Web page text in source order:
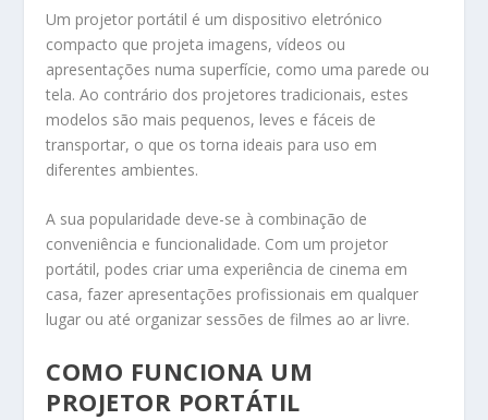
Um projetor portátil é um dispositivo eletrónico
compacto que projeta imagens, vídeos ou
apresentações numa superfície, como uma parede ou
tela. Ao contrário dos projetores tradicionais, estes
modelos são mais pequenos, leves e fáceis de
transportar, o que os torna ideais para uso em
diferentes ambientes.
A sua popularidade deve-se à combinação de
conveniência e funcionalidade. Com um projetor
portátil, podes criar uma experiência de cinema em
casa, fazer apresentações profissionais em qualquer
lugar ou até organizar sessões de filmes ao ar livre.
COMO FUNCIONA UM
PROJETOR PORTÁTIL